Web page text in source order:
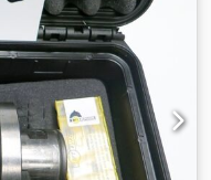
Geschäfts- und
als 400 eigene
Lagerfläche,
Zubehör für Ihre
oder
Sie uns an.
Webseite.